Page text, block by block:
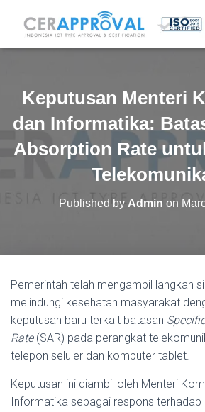
Keputusan Menteri
dan Informatika:
Absorption Rate
Published by Admin on
Pemerintah telah mengambil langkah
melindungi kesehatan masyarakat
keputusan baru terkait batasan
Rate(SAR) pada perangkat
telepon seluler dan komputer tablet.
Keputusan ini diambil oleh Menteri
Informatika sebagai respons terhadap